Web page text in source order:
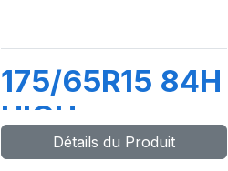
175/65R15 84H
HIGH
PERFORMANCE
Détails du Produit